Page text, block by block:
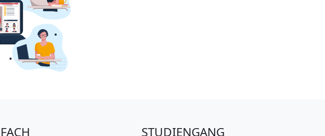
FACH STUDIENGANG